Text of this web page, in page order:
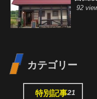
92
カテゴリー
特別記事21